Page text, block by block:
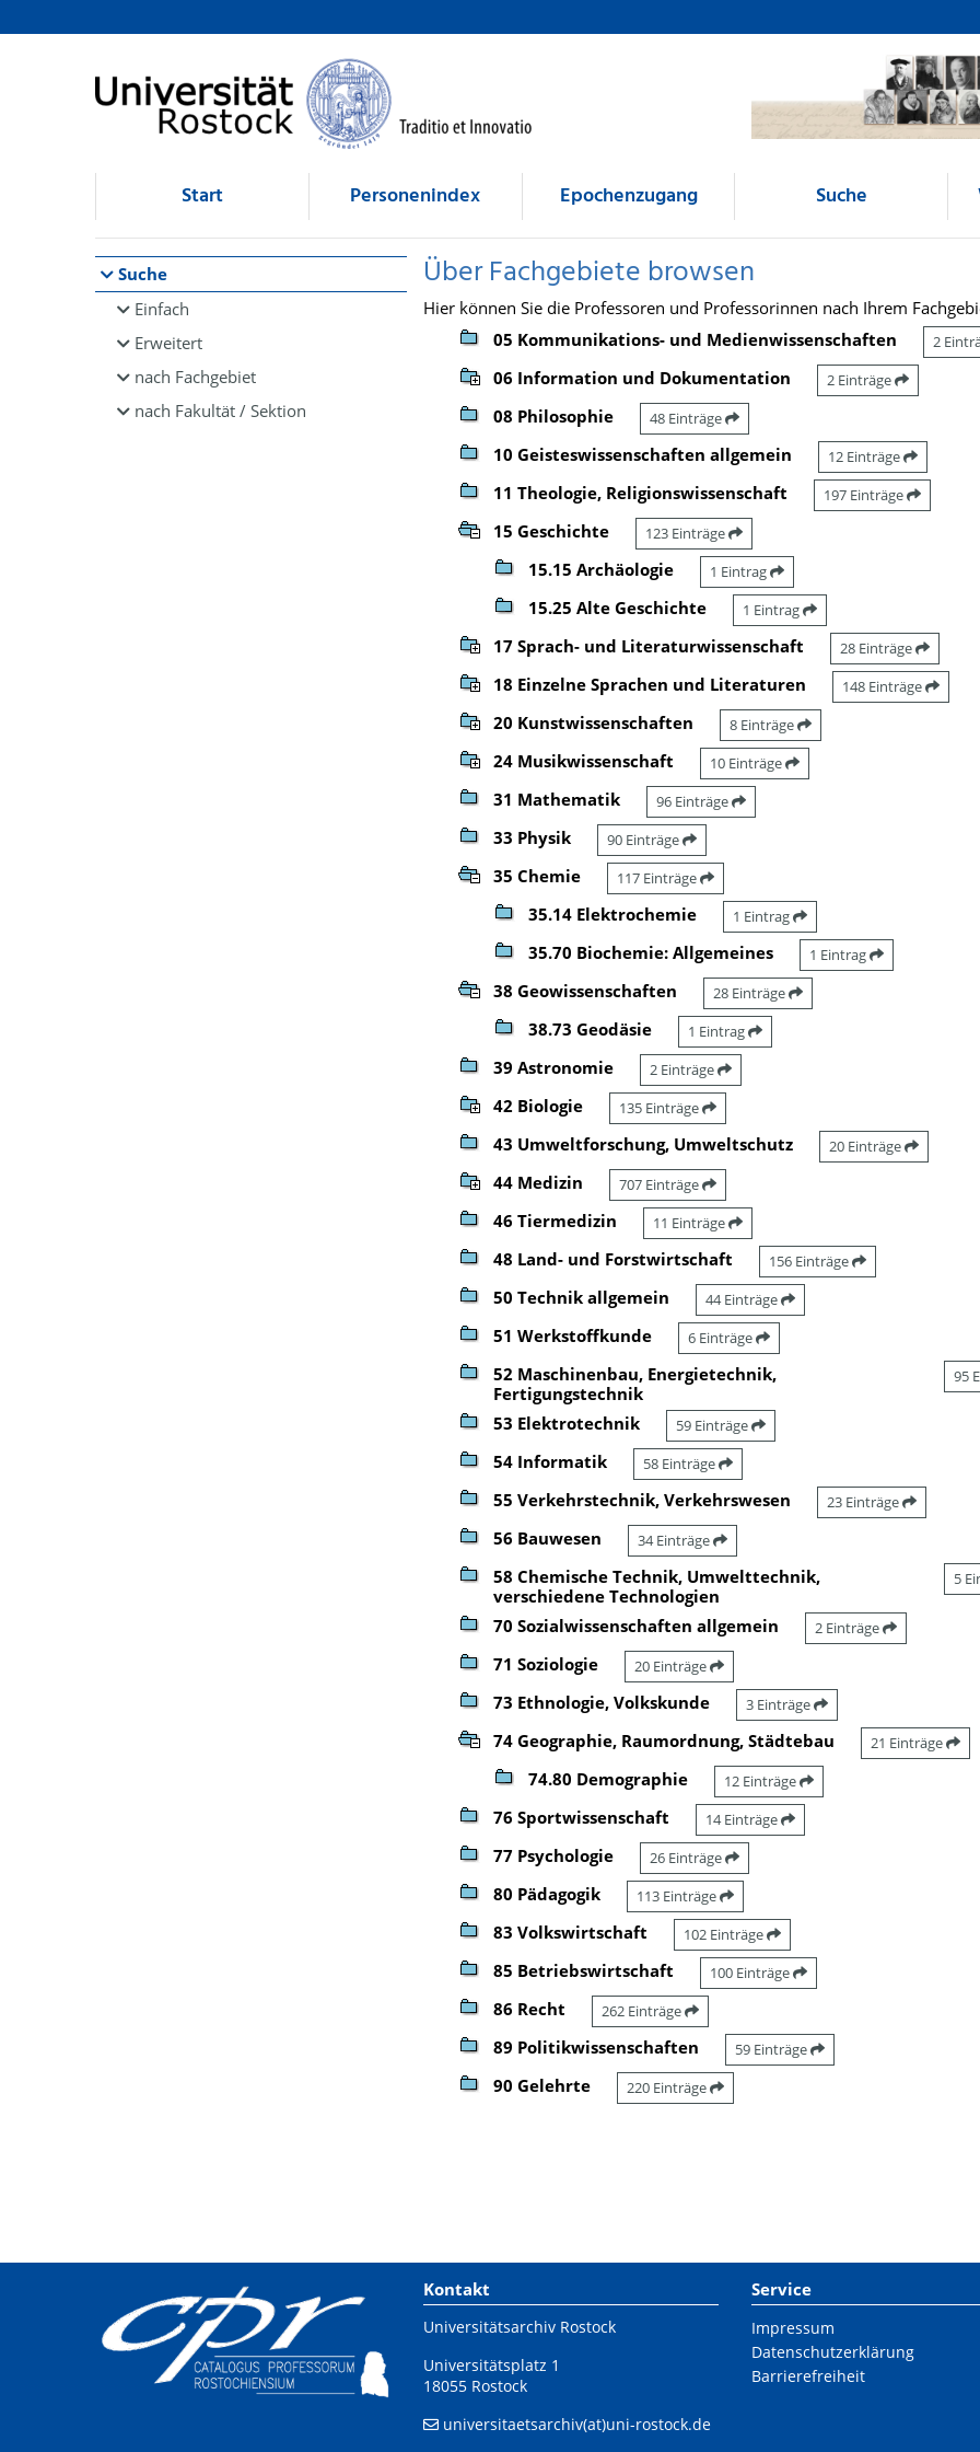
Browsen
direkt zum Inhalt
Start Personenindex Epochenzugang Suche
Suche
Einfach
Erweitert
nach Fachgebiet
nach Fakultät / Sektion
Über Fachgebiete browsen
Hier können Sie die Professoren und Professorinnen nach Ihrem
05 Kommunikations- und Medienwissenschaften
2
06 Information und Dokumentation 2 Einträge
08 Philosophie 48 Einträge
10 Geisteswissenschaften allgemein 12 Einträge
11 Theologie, Religionswissenschaft 197 Einträge
15 Geschichte 123 Einträge
15.15 Archäologie 1 Eintrag
15.25 Alte Geschichte 1 Eintrag
17 Sprach- und Literaturwissenschaft 28 Einträge
18 Einzelne Sprachen und Literaturen 148 Einträge
20 Kunstwissenschaften 8 Einträge
24 Musikwissenschaft 10 Einträge
31 Mathematik 96 Einträge
33 Physik 90 Einträge
35 Chemie 117 Einträge
35.14 Elektrochemie 1 Eintrag
35.70 Biochemie: Allgemeines 1 Eintrag
38 Geowissenschaften 28 Einträge
38.73 Geodäsie 1 Eintrag
39 Astronomie 2 Einträge
42 Biologie 135 Einträge
43 Umweltforschung, Umweltschutz 20 Einträge
44 Medizin 707 Einträge
46 Tiermedizin 11 Einträge
48 Land- und Forstwirtschaft 156 Einträge
50 Technik allgemein 44 Einträge
51 Werkstoffkunde 6 Einträge
52 Maschinenbau, Energietechnik,
Fertigungstechnik
95
53 Elektrotechnik 59 Einträge
54 Informatik 58 Einträge
55 Verkehrstechnik, Verkehrswesen 23 Einträge
56 Bauwesen 34 Einträge
58 Chemische Technik, Umwelttechnik,
verschiedene Technologien
5
70 Sozialwissenschaften allgemein 2 Einträge
71 Soziologie 20 Einträge
73 Ethnologie, Volkskunde 3 Einträge
74 Geographie, Raumordnung, Städtebau 21 Einträge
74.80 Demographie 12 Einträge
76 Sportwissenschaft 14 Einträge
77 Psychologie 26 Einträge
80 Pädagogik 113 Einträge
83 Volkswirtschaft 102 Einträge
85 Betriebswirtschaft 100 Einträge
86 Recht 262 Einträge
89 Politikwissenschaften 59 Einträge
90 Gelehrte 220 Einträge
Kontakt
Universitätsarchiv Rostock
Universitätsplatz 1
18055 Rostock
universitaetsarchiv(at)uni-rostock.de
Service
Impressum
Datenschutzerklärung
Barrierefreiheit